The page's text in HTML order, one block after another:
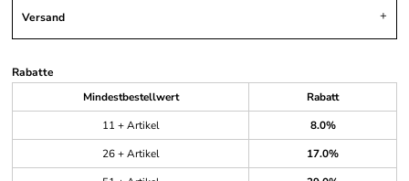
Versand
Rabatte
Mindestbestellwert
Rabatt
11 + Artikel
8.0%
26 + Artikel
17.0%